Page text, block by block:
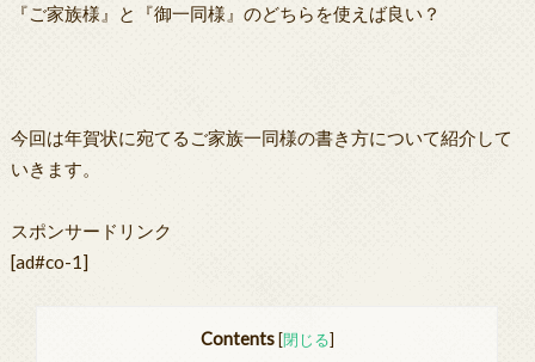
『ご家族様』と『御一同様』のどちらを使えば良い？
今回は年賀状に宛てるご家族一同様の書き方について紹介して
いきます。
スポンサードリンク
[ad#co-1]
Contents [閉じる]